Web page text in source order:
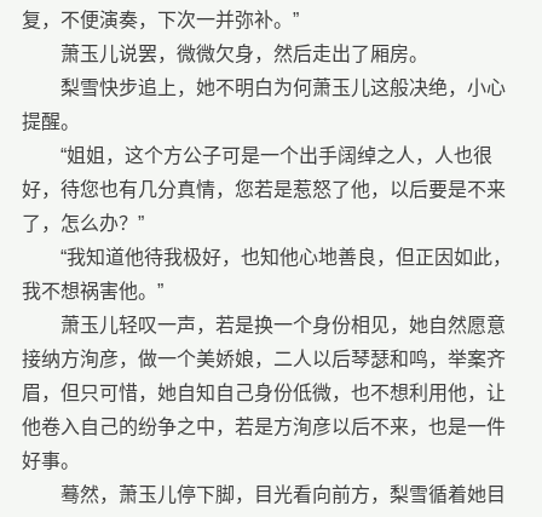
复，不便演奏，下次一并弥补。”
萧玉儿说罢，微微欠身，然后走出了厢房。
梨雪快步追上，她不明白为何萧玉儿这般决绝，小心
提醒。
“姐姐，这个方公子可是一个出手阔绰之人，人也很
好，待您也有几分真情，您若是惹怒了他，以后要是不来
了，怎么办？”
“我知道他待我极好，也知他心地善良，但正因如此，
我不想祸害他。”
萧玉儿轻叹一声，若是换一个身份相见，她自然愿意
接纳方洵彦，做一个美娇娘，二人以后琴瑟和鸣，举案齐
眉，但只可惜，她自知自己身份低微，也不想利用他，让
他卷入自己的纷争之中，若是方洵彦以后不来，也是一件
好事。
蓦然，萧玉儿停下脚，目光看向前方，梨雪循着她目